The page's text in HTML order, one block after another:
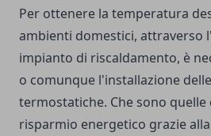
Per ottenere la temperatura
ambienti domestici, attraverso
impianto di riscaldamento, è
o comunque l'installazione
termostatiche. Che sono
risparmio energetico grazie